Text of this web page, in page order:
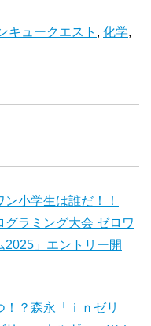
キュークエスト , 化学,
小学生は誰だ！！
グラミング大会 ゼロワ
2025」エントリー開
！？森永「ｉｎゼリ